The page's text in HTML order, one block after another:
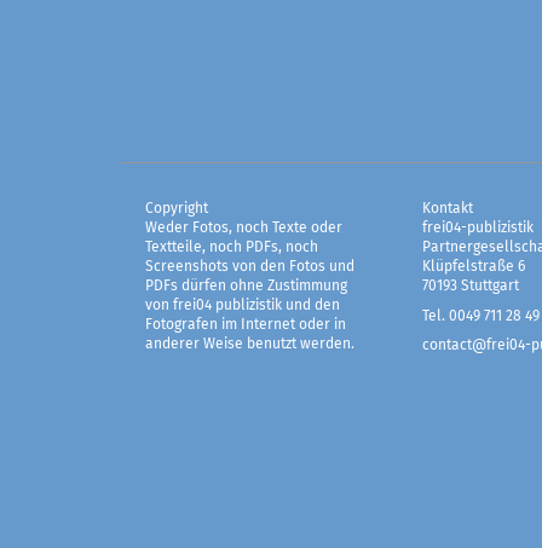
Copyright
Weder Fotos, noch Texte oder
Textteile, noch PDFs, noch
Screenshots von den Fotos und
PDFs dürfen ohne Zustimmung
von frei04 publizistik und den
Fotografen im Internet oder in
anderer Weise benutzt werden.
Kontakt
frei04-publizistik
Klüpfelstraße 6
70193 Stuttgart
Tel. 0049 711 28 49
contact@frei04-